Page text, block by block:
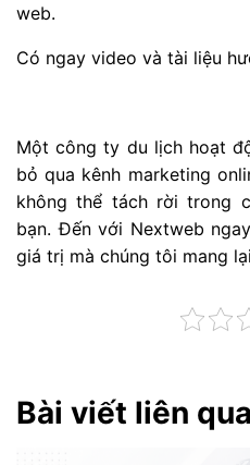
web.
Có ngay video và tài liệu
Một công ty du lịch hoạt
bỏ qua kênh marketing
không thể tách rời trong
bạn. Đến với Nextweb
giá trị mà chúng tôi mang
Bài viết liên